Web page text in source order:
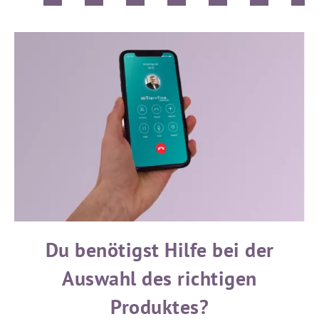
Du benötigst Hilfe bei der
Auswahl des richtigen
Produktes?